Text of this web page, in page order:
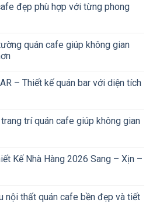
đẹp phù hợp với từng phong
quán cafe giúp không gian
– Thiết kế quán bar với diện tích
trí quán cafe giúp không gian
Kế Nhà Hàng 2026 Sang – Xịn –
nội thất quán cafe bền đẹp và tiết